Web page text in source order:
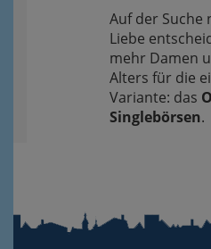
Auf der Suche
Liebe
mehr Damen
Alters für die
Variante: das
Singlebörsen.